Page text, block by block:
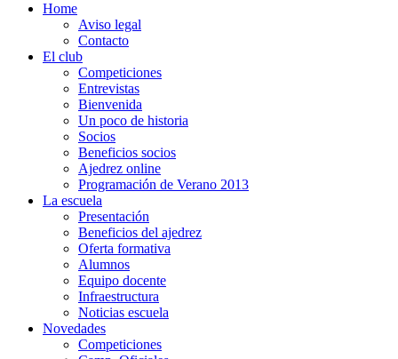
Home
Aviso legal
Contacto
El club
Competiciones
Entrevistas
Bienvenida
Un poco de historia
Socios
Beneficios socios
Ajedrez online
Programación de Verano 2013
La escuela
Presentación
Beneficios del ajedrez
Oferta formativa
Alumnos
Equipo docente
Infraestructura
Noticias escuela
Novedades
Competiciones